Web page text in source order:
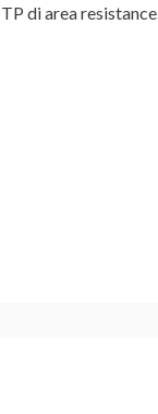
di area resistance.